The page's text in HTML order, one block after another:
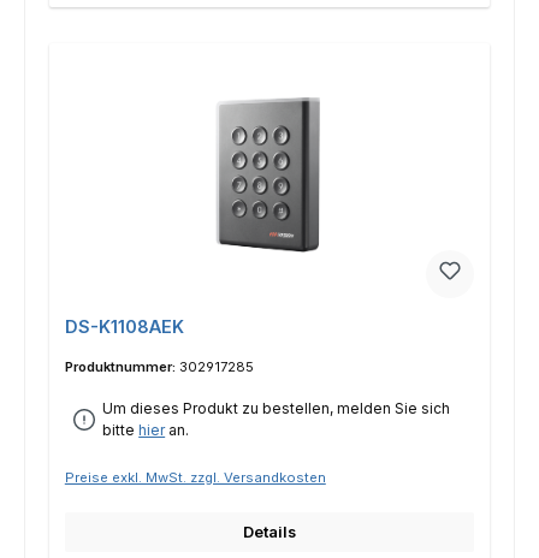
DS-K1108AEK
Produktnummer: 302917285
Um dieses Produkt zu bestellen, melden Sie sich
bittehieran.
Preise exkl. MwSt. zzgl. Versandkosten
Details